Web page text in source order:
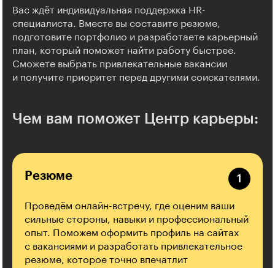
Вас ждёт индивидуальная поддержка HR-
специалиста. Вместе вы составите резюме,
подготовите портфолио и разработаете карьерный
план, который поможет найти работу быстрее.
Сможете выбрать привлекательные вакансии
и получите приоритет перед другими соискателями.
Чем вам поможет Центр карьеры:
Резюме
Проведём онлайн-встречу, где оценим ваши
сильные стороны, навыки и профессиональный
опыт. Поможем оформить профиль на сайтах
с вакансиями и разработать привлекательное
резюме, которое точно впечатлит